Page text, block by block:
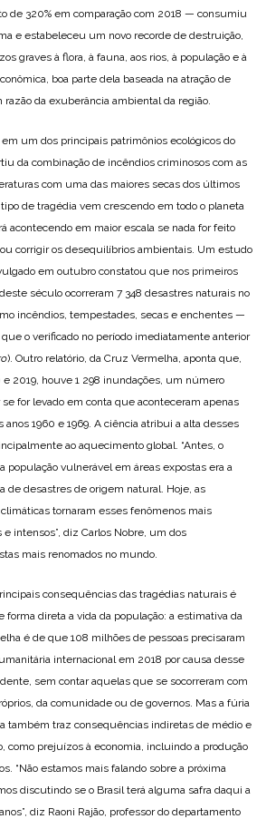
de 320% em comparação com 2018 — consumiu
e estabeleceu um novo recorde de destruição,
graves à flora, à fauna, aos rios, à população e à
boa parte dela baseada na atração de
da exuberância ambiental da região.
um dos principais patrimônios ecológicos do
da combinação de incêndios criminosos com as
com uma das maiores secas dos últimos
tipo de tragédia vem crescendo em todo o planeta
acontecendo em maior escala se nada for feito
corrigir os desequilíbrios ambientais. Um estudo
em outubro constatou que nos primeiros
século ocorreram 7 348 desastres naturais no
incêndios, tempestades, secas e enchentes —
que o verificado no período imediatamente anterior
). Outro relatório, da Cruz Vermelha, aponta que,
2019, houve 1 298 inundações, um número
for levado em conta que aconteceram apenas
anos 1960 e 1969. A ciência atribui a alta desses
ao aquecimento global. “Antes, o
população vulnerável em áreas expostas era a
de desastres de origem natural. Hoje, as
tornaram esses fenômenos mais
intensos”, diz Carlos Nobre, um dos
mais renomados no mundo.
consequências das tragédias naturais é
forma direta a vida da população: a estimativa da
é de que 108 milhões de pessoas precisaram
internacional em 2018 por causa desse
sem contar aquelas que se socorreram com
da comunidade ou de governos. Mas a fúria
também traz consequências indiretas de médio e
como prejuízos à economia, incluindo a produção
“Não estamos mais falando sobre a próxima
discutindo se o Brasil terá alguma safra daqui a
diz Raoni Rajão, professor do departamento